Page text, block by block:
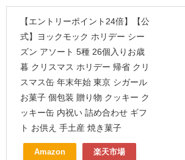
【エントリーポイント24倍】【公
式】ヨックモック ホリデー シー
ズン アソート 5種 26個入りお歳
暮 クリスマス ホリデー 帰省 クリ
スマス缶 年末年始 東京 シガール
お菓子 個包装 贈り物 クッキー ク
ッキー缶 内祝い 詰め合わせ ギフ
ト お供え 手土産 焼き菓子
Amazon 楽天市場